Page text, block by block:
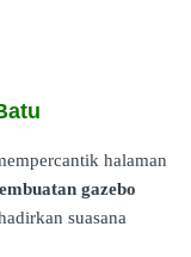
halaman
gazebo
suasana